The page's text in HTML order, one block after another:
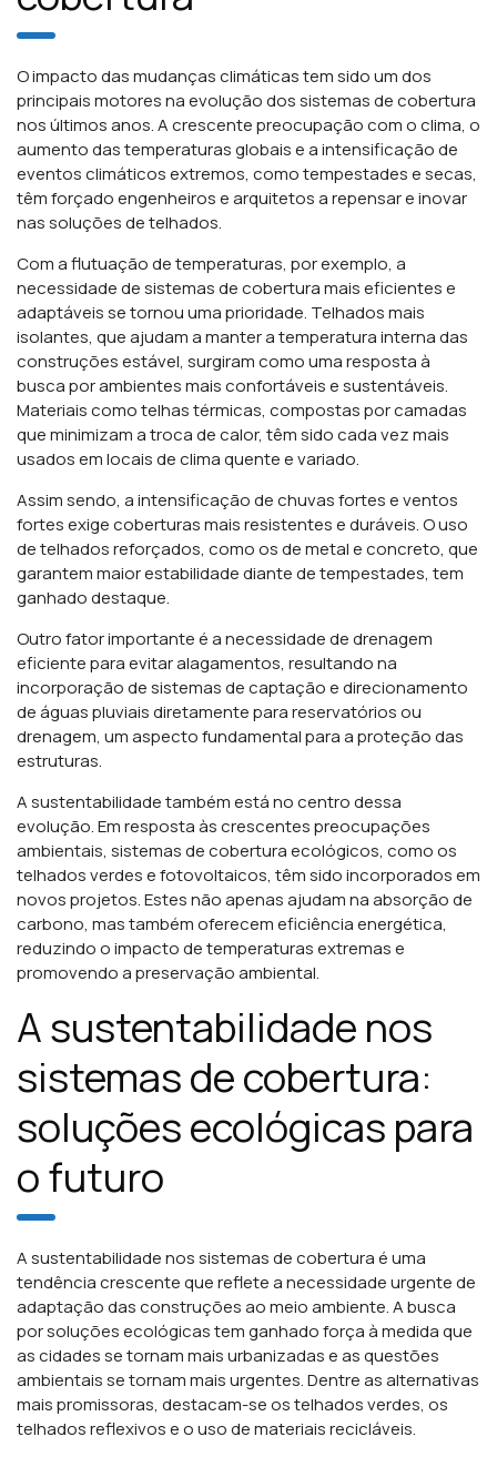
O impacto das mudanças climáticas tem sido um dos
principais motores na evolução dos sistemas de cobertura
nos últimos anos. A crescente preocupação com o clima, o
aumento das temperaturas globais e a intensificação de
eventos climáticos extremos, como tempestades e secas,
têm forçado engenheiros e arquitetos a repensar e inovar
nas soluções de telhados.
Com a flutuação de temperaturas, por exemplo, a
necessidade de sistemas de cobertura mais eficientes e
adaptáveis se tornou uma prioridade. Telhados mais
isolantes, que ajudam a manter a temperatura interna das
construções estável, surgiram como uma resposta à
busca por ambientes mais confortáveis e sustentáveis.
Materiais como telhas térmicas, compostas por camadas
que minimizam a troca de calor, têm sido cada vez mais
usados em locais de clima quente e variado.
Assim sendo, a intensificação de chuvas fortes e ventos
fortes exige coberturas mais resistentes e duráveis. O uso
de telhados reforçados, como os de metal e concreto, que
garantem maior estabilidade diante de tempestades, tem
ganhado destaque.
Outro fator importante é a necessidade de drenagem
eficiente para evitar alagamentos, resultando na
incorporação de sistemas de captação e direcionamento
de águas pluviais diretamente para reservatórios ou
drenagem, um aspecto fundamental para a proteção das
estruturas.
A sustentabilidade também está no centro dessa
evolução. Em resposta às crescentes preocupações
ambientais, sistemas de cobertura ecológicos, como os
telhados verdes e fotovoltaicos, têm sido incorporados em
novos projetos. Estes não apenas ajudam na absorção de
carbono, mas também oferecem eficiência energética,
reduzindo o impacto de temperaturas extremas e
promovendo a preservação ambiental.
A sustentabilidade nos
sistemas de cobertura:
soluções ecológicas para
o futuro
A sustentabilidade nos sistemas de cobertura é uma
tendência crescente que reflete a necessidade urgente de
adaptação das construções ao meio ambiente. A busca
por soluções ecológicas tem ganhado força à medida que
as cidades se tornam mais urbanizadas e as questões
ambientais se tornam mais urgentes. Dentre as alternativas
mais promissoras, destacam-se os telhados verdes, os
telhados reflexivos e o uso de materiais recicláveis.